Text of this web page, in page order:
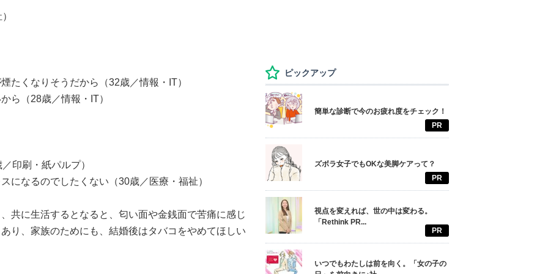
たくなりそうだから（32歳／情報・IT）
ら（28歳／情報・IT）
印刷・紙パルプ）
になるのでしたくない（30歳／医療・福祉）
共に生活するとなると、匂い面や金銭面で苦痛に感じ
り、家族のためにも、結婚後はタバコをやめてほしい
ピックアップ
簡単な診断で今のお疲れ度をチェック！
PR
ズボラ女子でもOKな美脚ケアって？
PR
視点を変えれば、世の中は変わる。
「Rethink PR...
PR
いつでもわたしは前を向く。「女の子の